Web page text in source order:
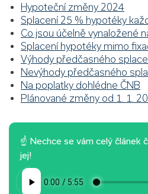
Hypoteční změny 2024
Splacení 25 % hypotéky
Co jsou účelně vynaložené
Splacení hypotéky mimo
Výhody předčasného
Nevýhody předčasného
Na poplatky dohlédne ČNB
Plánované změny od 1. 1.
☝ Nechce se vám celý článek
jej!